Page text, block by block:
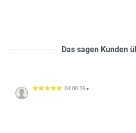
Das sagen Kunden
04.08.26 ▼